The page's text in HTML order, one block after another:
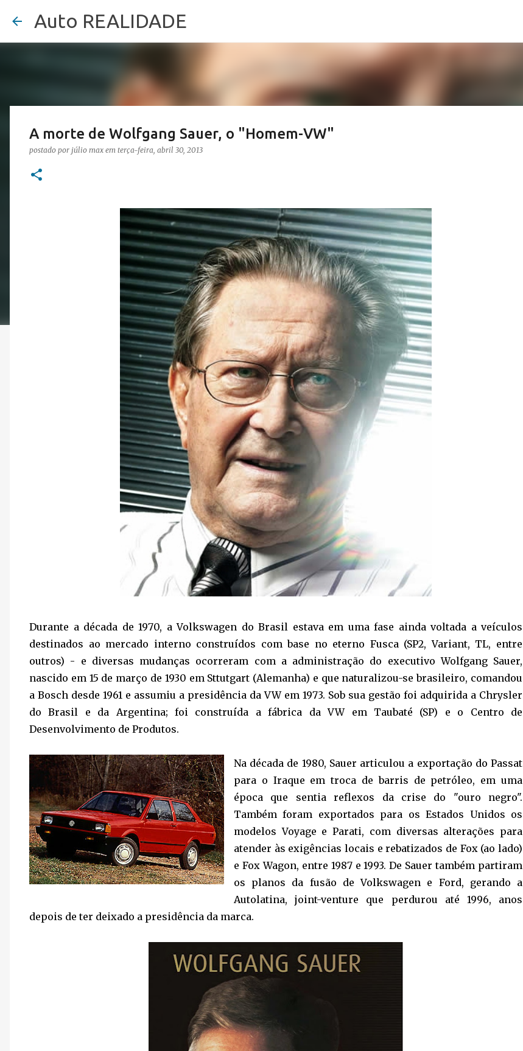
Auto REALIDADE
A morte de Wolfgang Sauer, o "Homem-VW"
postado por júlio max em terça-feira, abril 30, 2013
Durante a década de 1970, a Volkswagen do Brasil estava em uma fase ainda voltada a veículos
destinados ao mercado interno construídos com base no eterno Fusca (SP2, Variant, TL, entre
outros) - e diversas mudanças ocorreram com a administração do executivo Wolfgang Sauer,
nascido em 15 de março de 1930 em Sttutgart (Alemanha) e que naturalizou-se brasileiro, comandou
a Bosch desde 1961 e assumiu a presidência da VW em 1973. Sob sua gestão foi adquirida a Chrysler
do Brasil e da Argentina; foi construída a fábrica da VW em Taubaté (SP) e o Centro de
Desenvolvimento de Produtos.
Na década de 1980, Sauer articulou a exportação do Passat
para o Iraque em troca de barris de petróleo, em uma
época que sentia reflexos da crise do "ouro negro".
Também foram exportados para os Estados Unidos os
modelos Voyage e Parati, com diversas alterações para
atender às exigências locais e rebatizados de Fox (ao lado)
e Fox Wagon, entre 1987 e 1993. De Sauer também partiram
os planos da fusão de Volkswagen e Ford, gerando a
Autolatina, joint-venture que perdurou até 1996, anos
depois de ter deixado a presidência da marca.